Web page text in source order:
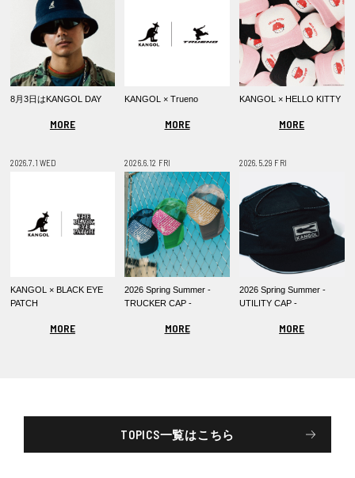
8月3日はKANGOL DAY
MORE
KANGOL × Trueno
MORE
KANGOL × HELLO KITTY
MORE
2026.7.1 WED
KANGOL × BLACK EYE
PATCH
MORE
2026.6.12 FRI
2026 Spring Summer -
TRUCKER CAP -
MORE
2026.5.29 FRI
2026 Spring Summer -
UTILITY CAP -
MORE
TOPICS一覧はこちら